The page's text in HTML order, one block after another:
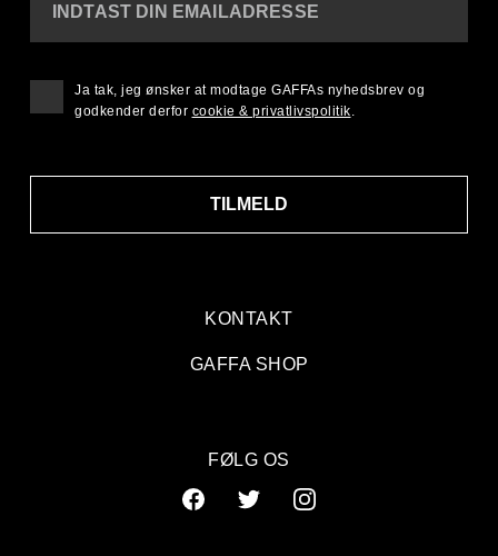
KONTAKT
GAFFA SHOP
INDTAST DIN EMAILADRESSE
TILMELD
Ja tak, jeg ønsker at modtage GAFFAs nyhedsbrev og
godkender derfor cookie & privatlivspolitik.
FØLG OS